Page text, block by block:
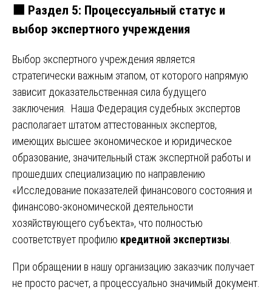
⬛ Раздел 5: Процессуальный статус и
выбор экспертного учреждения
Выбор экспертного учреждения является
стратегически важным этапом, от которого напрямую
зависит доказательственная сила будущего
заключения. Наша Федерация судебных экспертов
располагает штатом аттестованных экспертов,
имеющих высшее экономическое и юридическое
образование, значительный стаж экспертной работы и
прошедших специализацию по направлению
«Исследование показателей финансового состояния и
финансово-экономической деятельности
хозяйствующего субъекта», что полностью
соответствует профилю кредитной экспертизы
При обращении в нашу организацию заказчик получает
не просто расчет, а процессуально значимый документ.